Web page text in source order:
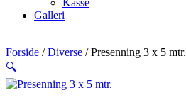
Kasse
Galleri
Forside /Diverse / Presenning 3 x 5 mtr.
🔍